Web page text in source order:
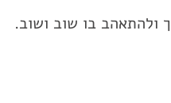
ולהתאהב בו שוב ושוב.